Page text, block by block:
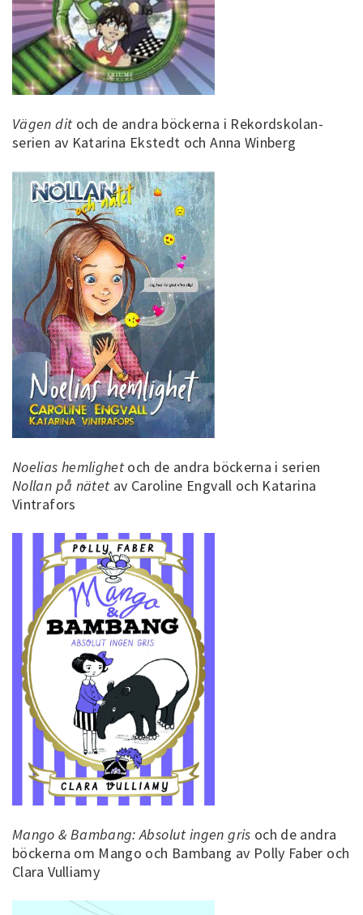
Vägen dit och de andra böckerna i Rekordskolan-
serien av Katarina Ekstedt och Anna Winberg
Noelias hemlighet och de andra böckerna i serien
Nollan på nätet av Caroline Engvall och Katarina
Vintrafors
Mango & Bambang: Absolut ingen gris och de andra
böckerna om Mango och Bambang av Polly Faber och
Clara Vulliamy